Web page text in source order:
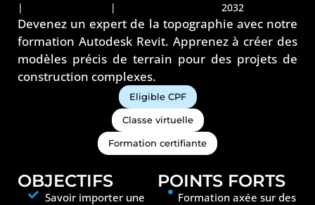
|
|
2032
Devenez un expert de la topographie avec notre
formation Autodesk Revit. Apprenez à créer des
modèles précis de terrain pour des projets de
construction complexes.
Eligible CPF
Classe virtuelle
Formation certifiante
OBJECTIFS
Savoir importer une
POINTS FORTS
Formation axée sur des